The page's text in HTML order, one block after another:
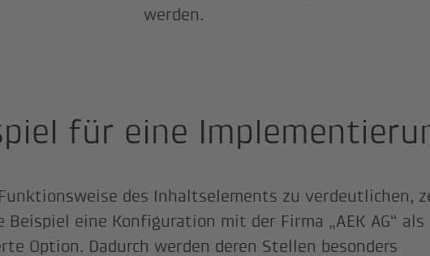
werden.
für eine
des Inhaltselements zu verdeutlichen,
Beispiel eine Konfiguration mit der Firma „AEK AG“ als
Option. Dadurch werden deren Stellen besonders